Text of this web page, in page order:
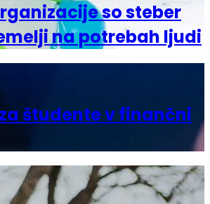
so steber
na potrebah ljudi
študente v finančni